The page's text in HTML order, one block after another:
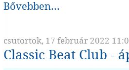
Bővebben...
csütörtök, 17 február 2022
Classic Beat Club -